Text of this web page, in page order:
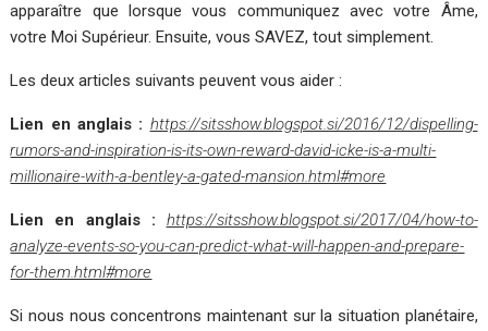
apparaître que lorsque vous communiquez avec votre Âme,
votre Moi Supérieur.Ensuite, vous SAVEZ, tout simplement.
Les deux articles suivants peuvent vous aider :
Lien en anglais : https://sitsshow.blogspot.si/2016/12/dispelling-
rumors-and-inspiration-is-its-own-reward-david-icke-is-a-multi-
millionaire-with-a-bentley-a-gated-mansion.html#more
Lien en anglais : https://sitsshow.blogspot.si/2017/04/how-to-
analyze-events-so-you-can-predict-what-will-happen-and-prepare-
for-them.html#more
Si nous nous concentrons maintenant sur la situation planétaire,